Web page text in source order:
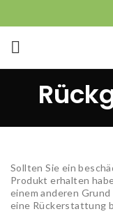
Sollten Sie ein
Produkt erhalten
einem anderen
eine Rückerstattung